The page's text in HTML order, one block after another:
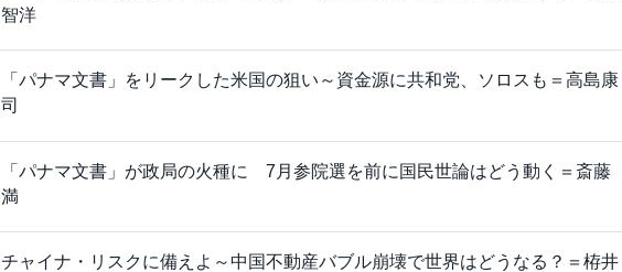
智洋
「パナマ文書」をリークした米国の狙い～資金源に共和党、ソロスも＝高島康
司
「パナマ文書」が政局の火種に 7月参院選を前に国民世論はどう動く＝斎藤
満
チャイナ・リスクに備えよ～中国不動産バブル崩壊で世界はどうなる？＝栫井